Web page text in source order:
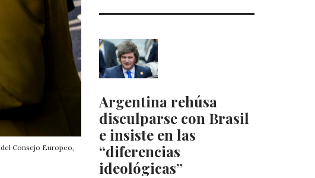
Consejo Europeo,
Argentina rehúsa
disculparse con Brasil
e insiste en las
“diferencias
ideológicas”